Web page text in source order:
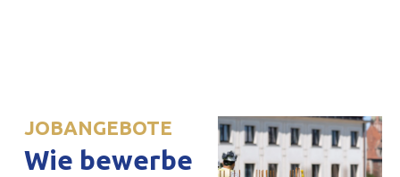
JOBANGEBOTE
Wie bewerbe